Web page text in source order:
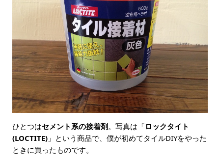
ひとつはセメント系の接着剤。写真は「ロックタイト
(LOCTITE)」という商品で、僕が初めてタイルDIYをやった
ときに買ったものです。